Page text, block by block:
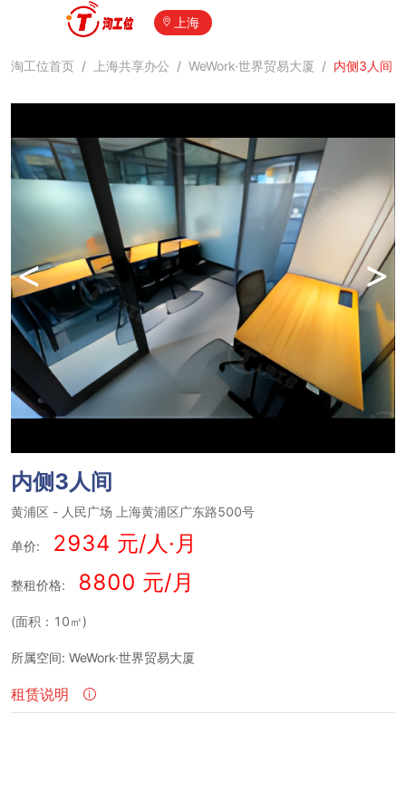
上海
淘工位首页 / 上海共享办公 / WeWork·世界贸易大厦 / 内侧3人间
< >
内侧3人间
黄浦区 - 人民广场 上海黄浦区广东路500号
单价: 2934 元/人·月
整租价格: 8800 元/月
(面积：10㎡)
所属空间: WeWork·世界贸易大厦
租赁说明